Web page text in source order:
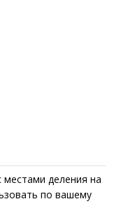
местами деления на
по вашему